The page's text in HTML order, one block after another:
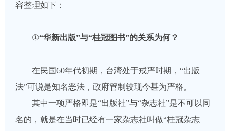
容整理如下：
①“华新出版”与“桂冠图书”的关系为何？
在民国60年代初期，台湾处于戒严时期，“出版
法”可说是知名恶法，政府管制较现今甚为严格。
其中一项严格即是“出版社”与“杂志社”是不可以同
名的，就是在当时已经有一家杂志社叫做“桂冠杂志